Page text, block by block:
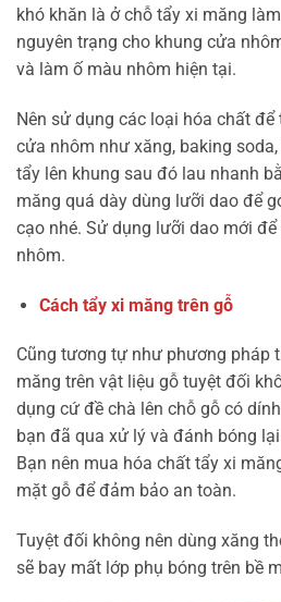
khó khăn là ở chỗ tẩy xi măng
nguyên trạng cho khung cửa
và làm ố màu nhôm hiện tại.
Nên sử dụng các loại hóa chất
cửa nhôm như xăng, baking
tẩy lên khung sau đó lau nhanh
măng quá dày dùng lưỡi dao để
cạo nhé. Sử dụng lưỡi dao mới
nhôm.
Cách tẩy xi măng trên gỗ
Cũng tương tự như phương pháp
măng trên vật liệu gỗ tuyệt đối
dụng cứ đề chà lên chỗ gỗ có
bạn đã qua xử lý và đánh bóng
Bạn nên mua hóa chất tẩy xi
mặt gỗ để đảm bảo an toàn.
Tuyệt đối không nên dùng xăng
sẽ bay mất lớp phụ bóng trên bề